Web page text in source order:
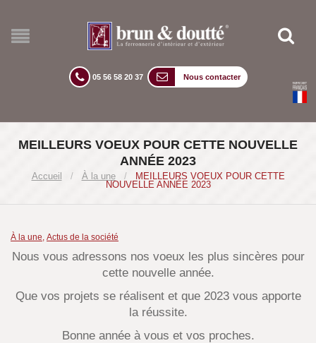
05 56 58 20 37 Nous contacter
MEILLEURS VOEUX POUR CETTE NOUVELLE
ANNÉE 2023
Accueil / À la une /
MEILLEURS VOEUX POUR CETTE
NOUVELLE ANNÉE 2023
À la une, Actus de la société
Nous vous adressons nos voeux les plus sincères pour
cette nouvelle année.
Que vos projets se réalisent et que 2023 vous apporte
la réussite.
Bonne année à vous et vos proches.